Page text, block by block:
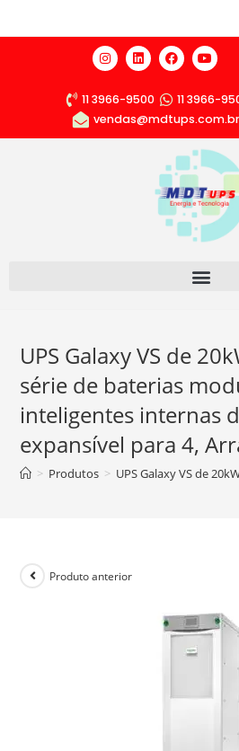
11 3966-9500
11 3966-
vendas@mdtups.com.br
UPS Galaxy VS de
série de baterias
inteligentes internas
expansível para 4,
> Produtos > UPS Galaxy VS de
Produto anterior